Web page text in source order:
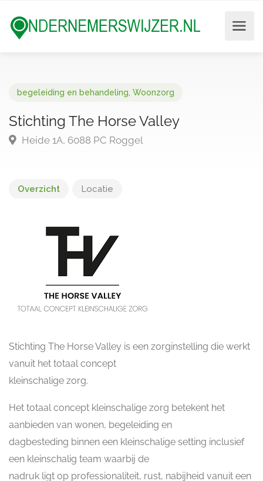
begeleiding en behandeling Woonzorg
Stichting The Horse Valley
Heide 1A, 6088 PC Roggel
Overzicht Locatie
Stichting The Horse Valley is een zorginstelling die werkt
vanuit het totaal concept
kleinschalige zorg.
Het totaal concept kleinschalige zorg betekent het
aanbieden van wonen, begeleiding en
dagbesteding binnen een kleinschalige setting inclusief
een kleinschalig team waarbij de
nadruk ligt op professionaliteit, rust, nabijheid vanuit een